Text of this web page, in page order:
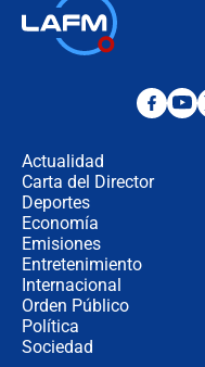
Actualidad
Carta del Director
Deportes
Economía
Emisiones
Entretenimiento
Internacional
Orden Público
Política
Sociedad